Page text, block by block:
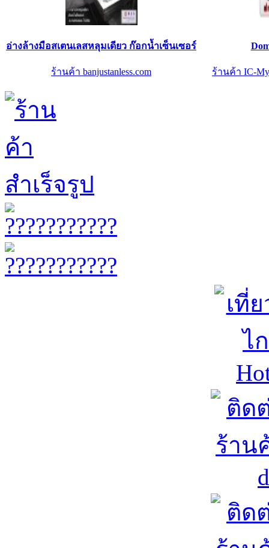
อ่างล้างมือสเตนเลสหลุมเดียว ก๊อกน้ำเซ็นเซอร์
ร้านค้า banjustanless.com ร้านค้า IC-